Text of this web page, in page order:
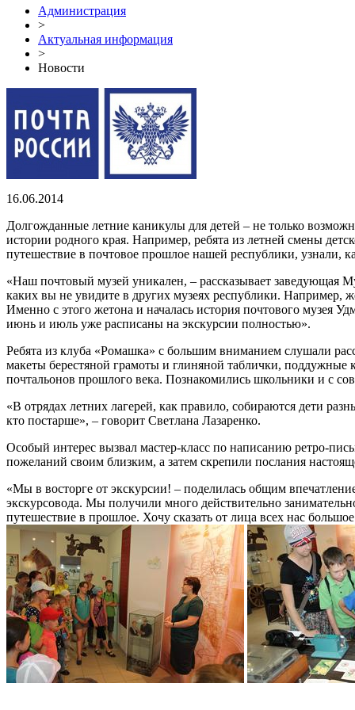
Администрация
>
Актуальная информация
>
Новости
16.06.2014
Долгожданные летние каникулы для детей – не только
истории родного края. Например, ребята из летней смены
путешествие в почтовое прошлое нашей республики, узнали,
«Наш почтовый музей уникален, – рассказывает заведующая
каких вы не увидите в других музеях республики. Например,
Именно с этого жетона и началась история почтового музея
июнь и июль уже расписаны на экскурсии полностью».
Ребята из клуба «Ромашка» с большим вниманием слушали
макеты берестяной грамоты и глиняной таблички,
почтальонов прошлого века. Познакомились школьники и с
«В отрядах летних лагерей, как правило, собираются дети
кто постарше», – говорит Светлана Лазаренко.
Особый интерес вызвал мастер-класс по написанию ретро-
пожеланий своим близким, а затем скрепили послания
«Мы в восторге от экскурсии! – поделилась общим
экскурсовода. Мы получили много действительно
путешествие в прошлое. Хочу сказать от лица всех нас